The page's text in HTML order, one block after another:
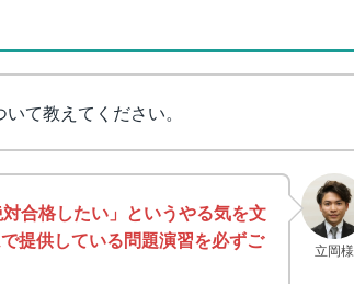
て教えてください。
立岡様
対合格したい」というやる気を文
提供している問題演習を必ずご